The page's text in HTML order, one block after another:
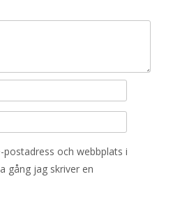
och webbplats i
gång jag skriver en